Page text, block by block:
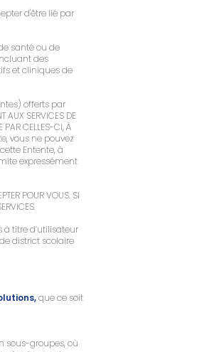
d'être lié par
santé ou de
des
et cliniques de
offerts par
SERVICES DE
PAR CELLES-CI, À
vous ne pouvez
Entente, à
expressément
POUR VOUS. SI
titre d’utilisateur
district scolaire
que ce soit
sous-groupes, où